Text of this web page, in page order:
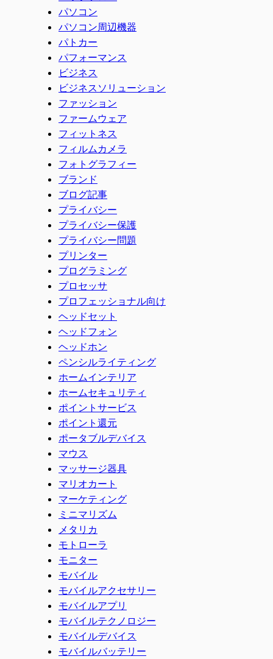
パソコン
パソコン周辺機器
パトカー
パフォーマンス
ビジネス
ビジネスソリューション
ファッション
ファームウェア
フィットネス
フィルムカメラ
フォトグラフィー
ブランド
ブログ記事
プライバシー
プライバシー保護
プライバシー問題
プリンター
プログラミング
プロセッサ
プロフェッショナル向け
ヘッドセット
ヘッドフォン
ヘッドホン
ペンシルライティング
ホームインテリア
ホームセキュリティ
ポイントサービス
ポイント還元
ポータブルデバイス
マウス
マッサージ器具
マリオカート
マーケティング
ミニマリズム
メタリカ
モトローラ
モニター
モバイル
モバイルアクセサリー
モバイルアプリ
モバイルテクノロジー
モバイルデバイス
モバイルバッテリー